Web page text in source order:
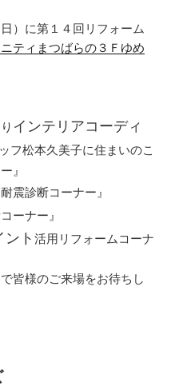
）に第１４回リフォーム
ティまつばらの３Ｆゆめ
インテリアコーディ
フ松本久美子に住まいのこ
』
震診断コーナー』
ーナー』
ント 活用リフォームコーナ
皆様のご来場をお待ちし